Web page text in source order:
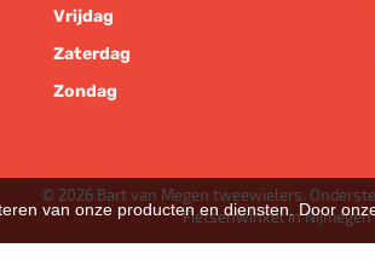
Vrijdag
Zaterdag
Zondag
© 2026 Bart van Megen tweewielers.
Fietsenwinkel in Nijmegen
van onze producten en diensten. Door